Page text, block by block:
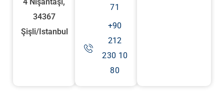
34367
Şişli/Istanbul
71
+90
212
230 10
80